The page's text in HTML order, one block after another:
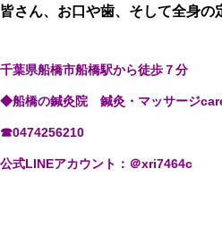
皆さん、お口や歯、そして全身
千葉県船橋市船橋駅から徒歩７分
◆船橋の鍼灸院 鍼灸・マッサージ
☎0474256210
公式LINEアカウント：＠xri7464c